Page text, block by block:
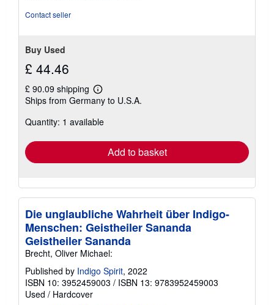
Contact seller
Buy Used
£ 44.46
£ 90.09 shipping
Learn
more
shipping
Ships from Germany to U.S.A.
Quantity: 1 available
Add to basket
Die unglaubliche Wahrheit über Indigo-
Menschen: Geistheiler Sananda
Geistheiler Sananda
Brecht, Oliver Michael:
Published by Indigo Spirit, 2022
ISBN 10: 3952459003 / ISBN 13: 9783952459003
Used / Hardcover